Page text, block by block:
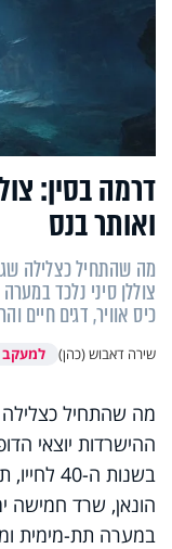
ואותר בנס
מה שהתחיל כצלילה
צוללן סיני נלכד
כיס אוויר, דגים חיים
שירה דאבוש (כהן) למעקב
מה שהתחיל כצלילה
ההישרדות יוצאי
בשנות ה-
הונאן, שרד חמישה
במערה תת-מימית